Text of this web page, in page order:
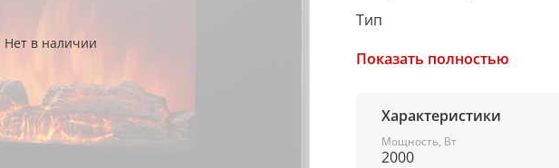
Нет в наличии
Тип
камин
подвесная
Мощность
Показать полностью
Характеристики
Мощность, Вт
2000